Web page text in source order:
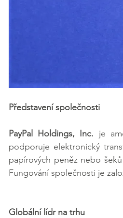
Představení společnosti
PayPal Holdings, Inc. je
podporuje elektronický
papírových peněz nebo
Fungování společnosti je
Globální lídr na trhu